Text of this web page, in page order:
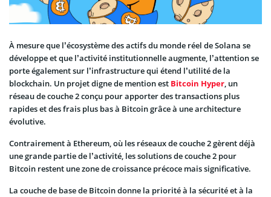
À mesure que l’écosystème des actifs du monde réel de Solana se
développe et que l’activité institutionnelle augmente, l’attention se
porte également sur l’infrastructure qui étend l’utilité de la
blockchain. Un projet digne de mention est Bitcoin Hyper, un
réseau de couche 2 conçu pour apporter des transactions plus
rapides et des frais plus bas à Bitcoin grâce à une architecture
évolutive.
Contrairement à Ethereum, où les réseaux de couche 2 gèrent déjà
une grande partie de l’activité, les solutions de couche 2 pour
Bitcoin restent une zone de croissance précoce mais significative.
La couche de base de Bitcoin donne la priorité à la sécurité et à la